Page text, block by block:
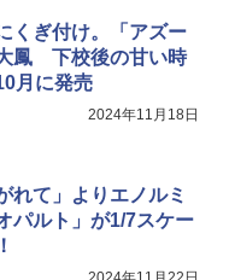
くぎ付け。「アズー
鳳 下校後の甘い時
月に発売
2024年11月18日
れて」よりエノルミ
パルト」が1/7スケー